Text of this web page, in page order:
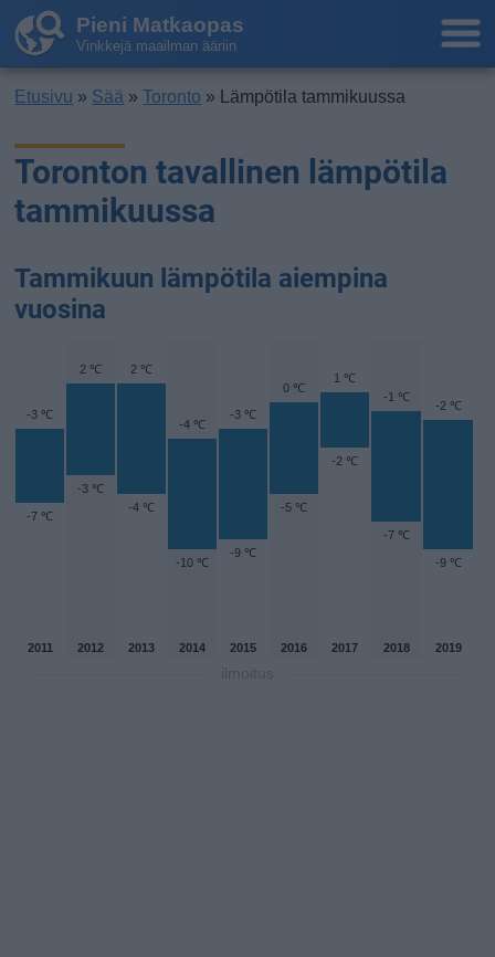
Pieni Matkaopas
Vinkkejä maailman ääriin
Etusivu » Sää »Toronto » Lämpötila tammikuussa
Toronton tavallinen lämpötila
tammikuussa
Tammikuun lämpötila aiempina
vuosina
-3 ℃
-7 ℃
2 ℃
-3 ℃
2 ℃
-4 ℃
-4 ℃
-10 ℃
-3 ℃
-9 ℃
0 ℃
-5 ℃
1 ℃
-2 ℃
-1 ℃
-7 ℃
-2 ℃
-9 ℃
2011 2012 2013 2014 2015 2016 2017 2018 2019